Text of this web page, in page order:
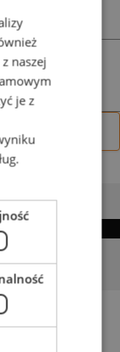
13,1 szt./m²
naszej
je z